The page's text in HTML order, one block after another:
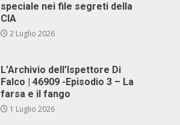
speciale nei file segreti della
CIA
2 Luglio 2026
L’Archivio dell’Ispettore Di
Falco | 46909 -Episodio 3 – La
farsa e il fango
1 Luglio 2026